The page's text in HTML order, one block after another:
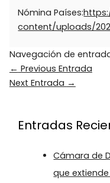
Nómina Países:
content/uploads/
Navegación de
← Previous Entrada
Next Entrada →
Entradas
Cámara de
que